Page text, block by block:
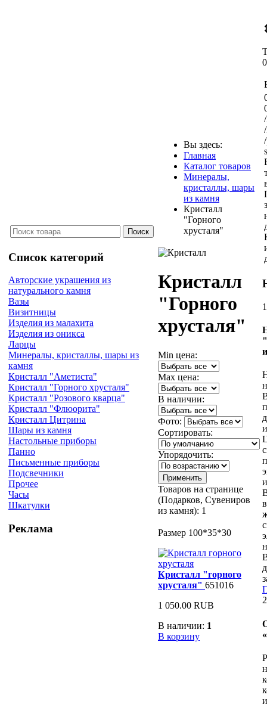
Список категорий
Авторские украшения из
натурального камня
Вазы
Визитницы
Изделия из малахита
Изделия из оникса
Ларцы
Минералы, кристаллы, шары из
камня
Кристалл "Аметиста"
Кристалл "Горного хрусталя"
Кристалл "Розового кварца"
Кристалл "Флюорита"
Кристалл Цитрина
Шары из камня
Настольные приборы
Панно
Письменные приборы
Подсвечники
Прочее
Часы
Шкатулки
Реклама
Вы здесь:
Главная
Каталог товаров
Минералы,
кристаллы, шары
из камня
Кристалл
"Горного
хрусталя"
Кристалл
"Горного
хрусталя"
Min цена:
Max цена:
В наличии:
Фото:
Сортировать:
Упорядочить:
Товаров на странице
(Подарков, Сувениров
из камня): 1
Размер 100*35*30
Кристалл "горного
хрусталя" 651016
1 050.00 RUB
В наличии: 1
В корзину